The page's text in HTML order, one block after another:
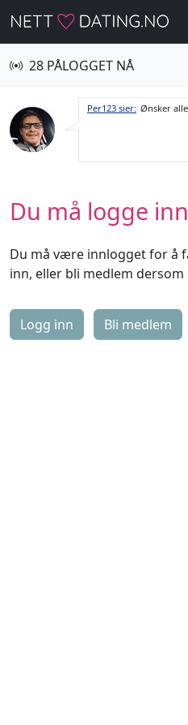
28 PÅLOGGET NÅ
Per123 sier: Ønsker
Du må logge inn
Du må være innlogget for å
inn, eller bli medlem
Logg inn